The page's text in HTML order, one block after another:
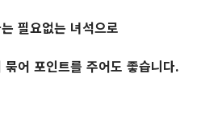
필요없는 녀석으로
어 포인트를 주어도 좋습니다.